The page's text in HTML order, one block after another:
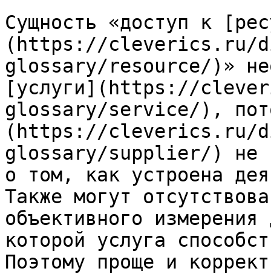
Сущность «доступ к
(https://cleverics.ru/
glossary/resource/)»
[услуги](https://
glossary/service/),
(https://cleverics.ru/
glossary/supplier/) не
о том, как устроена
Также могут
объективного
которой услуга
Поэтому проще и